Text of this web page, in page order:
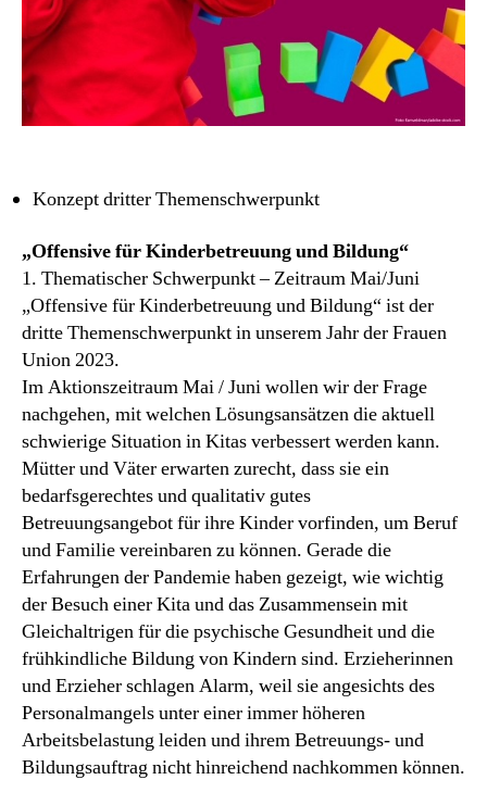
Konzept dritter Themenschwerpunkt
„Offensive für Kinderbetreuung und Bildung“
1. Thematischer Schwerpunkt – Zeitraum Mai/Juni
„Offensive für Kinderbetreuung und Bildung“ ist der
dritte Themenschwerpunkt in unserem Jahr der Frauen
Union 2023.
Im Aktionszeitraum Mai / Juni wollen wir der Frage
nachgehen, mit welchen Lösungsansätzen die aktuell
schwierige Situation in Kitas verbessert werden kann.
Mütter und Väter erwarten zurecht, dass sie ein
bedarfsgerechtes und qualitativ gutes
Betreuungsangebot für ihre Kinder vorfinden, um Beruf
und Familie vereinbaren zu können. Gerade die
Erfahrungen der Pandemie haben gezeigt, wie wichtig
der Besuch einer Kita und das Zusammensein mit
Gleichaltrigen für die psychische Gesundheit und die
frühkindliche Bildung von Kindern sind. Erzieherinnen
und Erzieher schlagen Alarm, weil sie angesichts des
Personalmangels unter einer immer höheren
Arbeitsbelastung leiden und ihrem Betreuungs- und
Bildungsauftrag nicht hinreichend nachkommen können.